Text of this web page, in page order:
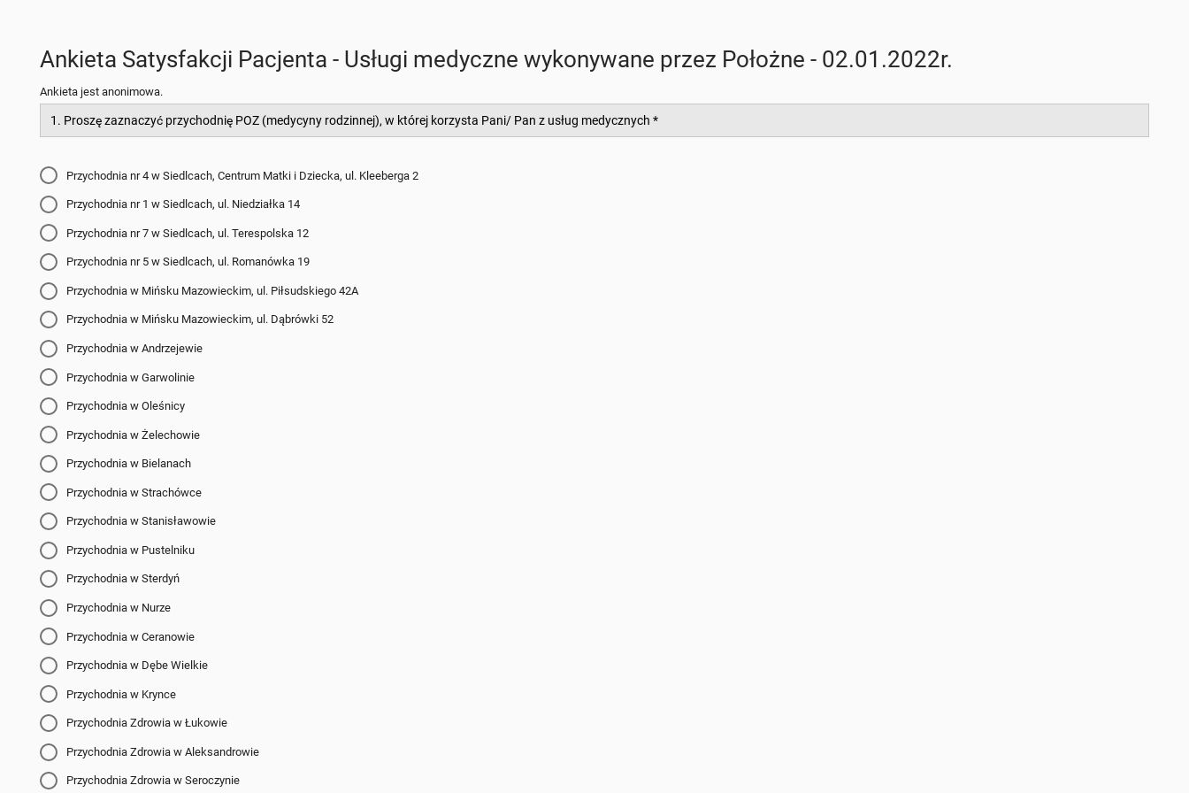
Ankieta Satysfakcji Pacjenta - Usługi medyczne wykonywane przez Położne - 02.01.2022r.
Ankieta jest anonimowa.
1. Proszę zaznaczyć przychodnię POZ (medycyny rodzinnej), w której korzysta Pani/ Pan z usług medycznych *
Przychodnia nr 4 w Siedlcach, Centrum Matki i Dziecka, ul. Kleeberga 2
Przychodnia nr 1 w Siedlcach, ul. Niedziałka 14
Przychodnia nr 7 w Siedlcach, ul. Terespolska 12
Przychodnia nr 5 w Siedlcach, ul. Romanówka 19
Przychodnia w Mińsku Mazowieckim, ul. Piłsudskiego 42A
Przychodnia w Mińsku Mazowieckim, ul. Dąbrówki 52
Przychodnia w Andrzejewie
Przychodnia w Garwolinie
Przychodnia w Oleśnicy
Przychodnia w Żelechowie
Przychodnia w Bielanach
Przychodnia w Strachówce
Przychodnia w Stanisławowie
Przychodnia w Pustelniku
Przychodnia w Sterdyń
Przychodnia w Nurze
Przychodnia w Ceranowie
Przychodnia w Dębe Wielkie
Przychodnia w Krynce
Przychodnia Zdrowia w Łukowie
Przychodnia Zdrowia w Aleksandrowie
Przychodnia Zdrowia w Seroczynie